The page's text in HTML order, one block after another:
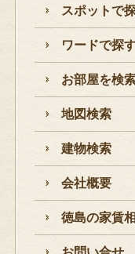
スポットで
ワードで探
お部屋を検
地図検索
建物検索
会社概要
徳島の家賃